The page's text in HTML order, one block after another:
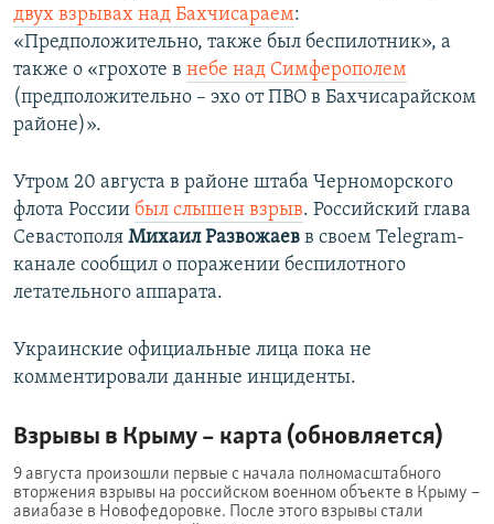
двух взрывах над Бахчисараем:
«Предположительно, также был беспилотник», а
также о «грохоте в небе над Симферополем
(предположительно – эхо от ПВО в Бахчисарайском
районе)».
Утром 20 августа в районе штаба Черноморского
флота России был слышен взрыв. Российский глава
Севастополя Михаил Развожаев в своем Telegram-
канале сообщил о поражении беспилотного
летательного аппарата.
Украинские официальные лица пока не
комментировали данные инциденты.